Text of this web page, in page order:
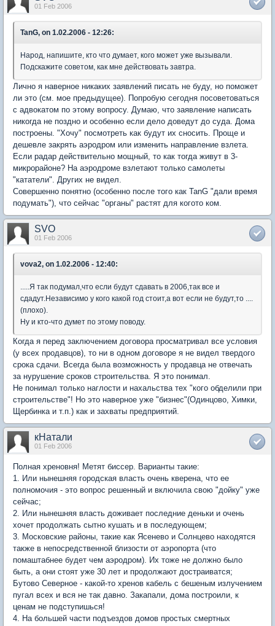
01 Feb 2006
TanG, on 1.02.2006 - 12:26:
Народ, напишите, кто что думает, кого может уже вызывали.
Подскажите советом, как мне действовать завтра.
Лично я наверное никаких заявлений писать не буду, но поможет
ли это (см. мое предыдущее). Попробую сегодня посоветоваться
с адвокатом по этому вопросу. Думаю, что заявление написать
никогда не поздно и особенно если дело доведут до суда. Дома
построены. "Хочу" посмотреть как будут их сносить. Проще и
дешевле закрять аэродром или изменить направление взлета.
Если радар действительно мощный, то как тогда живут в 3-
микрорайоне? На аэродроме взлетают только самолеты
"кататели". Других не видел.
Совершенно понятно (особенно после того как TanG "дали время
подумать"), что сейчас "органы" растят для когото ком.
SVO
01 Feb 2006
vova2, on 1.02.2006 - 12:40:
.....Я так подумал,что если будут сдавать в 2006,так все и
сдадут.Независимо у кого какой год стоит,а вот если не будут,то ....
(плохо).
Ну и кто-что думет по этому поводу.
Когда я перед заключением договора просматривал все условия
(у всех продавцов), то ни в одном договоре я не видел твердого
срока сдачи. Всегда была возможность у продавца не отвечать
за нурушение сроков строительства. Я это понимал.
Не понимал только наглости и нахальства тех "кого обделили при
строительстве"! Но это наверное уже "бизнес"(Одинцово, Химки,
Щербинка и т.п.) как и захваты предприятий.
кНатали
01 Feb 2006
Полная хреновня! Метят биссер. Варианты такие:
1. Или нынешняя городская власть очень кверена, что ее
полномочия - это вопрос решенный и включила свою "дойку" уже
сейчас;
2. Или нынешняя власть доживает последние деньки и очень
хочет продолжать сытно кушать и в последующем;
3. Московские районы, такие как Ясенево и Солнцево находятся
также в непосредственной близости от аэропорта (что
помаштабнее будет чем аэродром). Их тоже не должно было
быть, а они стоят уже 30 лет и продолжают достраиватся;
Бутово Северное - какой-то хренов кабель с бешеным излучением
пугал всех и вся не так давно. Закапали, дома построили, к
ценам не подступишься!
4. На большей части подъездов домов простых смертных